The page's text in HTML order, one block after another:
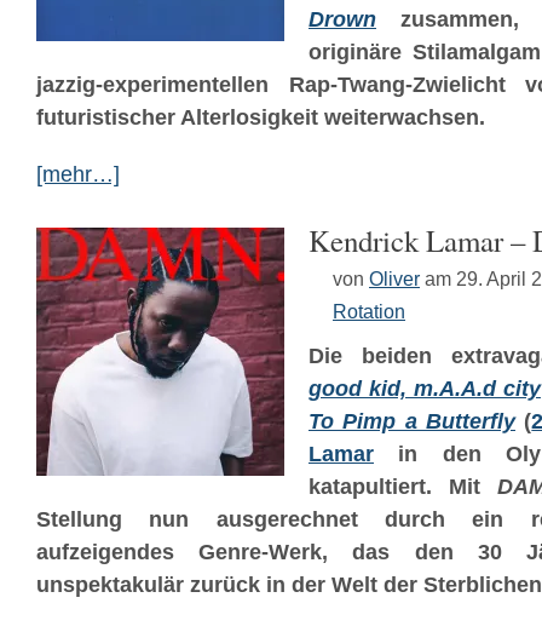
Drown zusammen,
originäre
jazzig-experimentellen Rap-Twang-Zwielicht
futuristischer Alterlosigkeit weiterwachsen.
[mehr…]
Kendrick Lamar –
von Oliver am 29. April
Rotation
Die beiden
good kid, m.A.A.d city
To Pimp a Butterfly(
Lamar in den
katapultiert. Mit
Stellung nun ausgerechnet durch ein
aufzeigendes Genre-Werk, das den 30
unspektakulär zurück in der Welt der